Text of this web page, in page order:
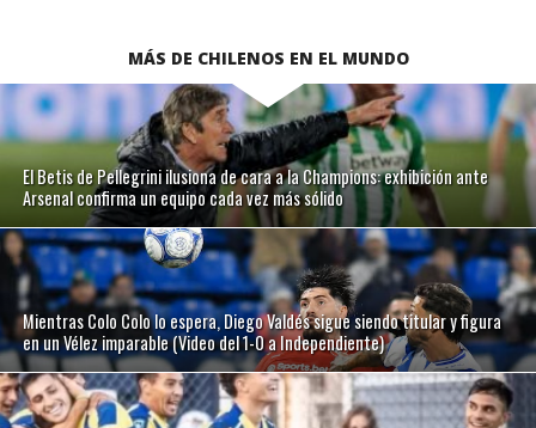
MÁS DE CHILENOS EN EL MUNDO
El Betis de Pellegrini ilusiona de cara a la Champions: exhibición ante
Arsenal confirma un equipo cada vez más sólido
Mientras Colo Colo lo espera, Diego Valdés sigue siendo titular y figura
en un Vélez imparable (Video del 1-0 a Independiente)